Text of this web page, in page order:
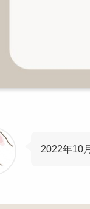
2022年10